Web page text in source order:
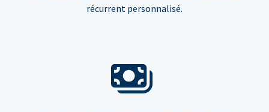
récurrent personnalisé.